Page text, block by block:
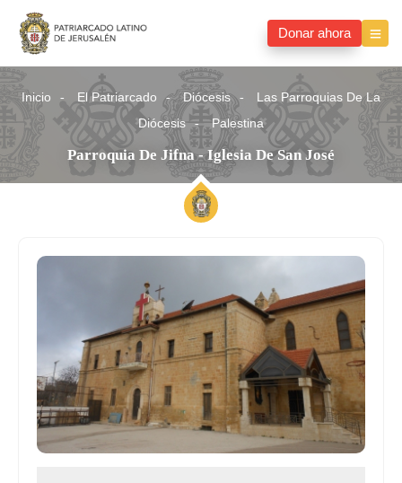
Donar ahora
Inicio El Patriarcado Diócesis
Las Parroquias De La
Diócesis
Palestina
Parroquia De Jifna - Iglesia De San José